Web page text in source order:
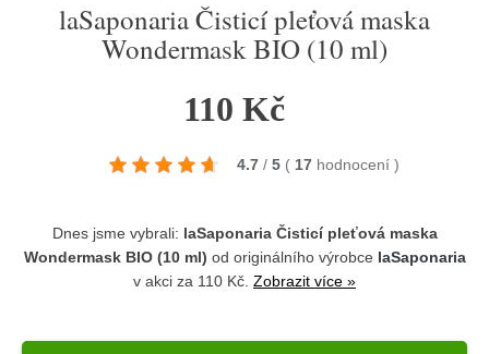
laSaponaria Čisticí pleťová maska
Wondermask BIO (10 ml)
110 Kč
4.7 / 5 ( 17 hodnocení )
Dnes jsme vybrali: laSaponaria Čisticí pleťová maska
Wondermask BIO (10 ml) od originálního výrobce laSaponaria
v akci za 110 Kč. Zobrazit více »